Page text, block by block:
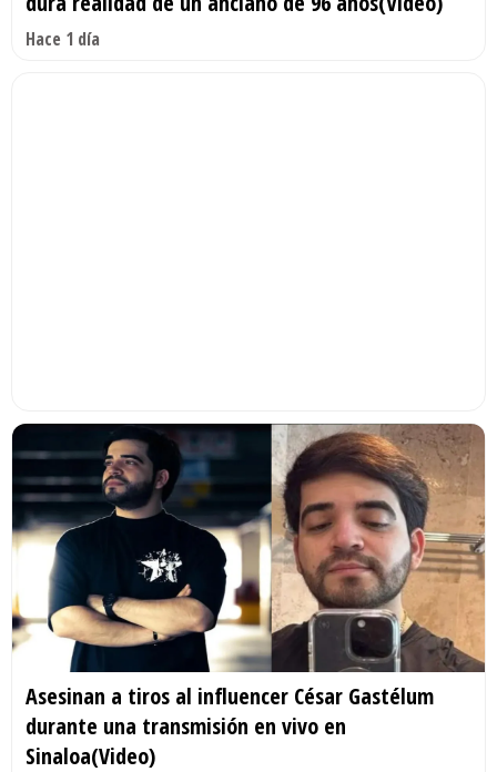
Hace 1 día
Asesinan a tiros al influencer César Gastélum
durante una transmisión en vivo en
Sinaloa(Video)